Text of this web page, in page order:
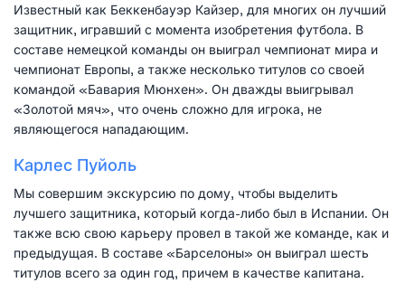
Известный как Беккенбауэр Кайзер, для многих он лучший
защитник, игравший с момента изобретения футбола. В
составе немецкой команды он выиграл чемпионат мира и
чемпионат Европы, а также несколько титулов со своей
командой «Бавария Мюнхен». Он дважды выигрывал
«Золотой мяч», что очень сложно для игрока, не
являющегося нападающим.
Карлес Пуйоль
Мы совершим экскурсию по дому, чтобы выделить
лучшего защитника, который когда-либо был в Испании. Он
также всю свою карьеру провел в такой же команде, как и
предыдущая. В составе «Барселоны» он выиграл шесть
титулов всего за один год, причем в качестве капитана.